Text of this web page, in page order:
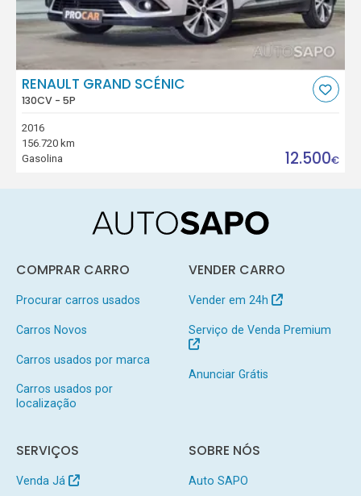
RENAULT GRAND SCÉNIC
130CV - 5P
2016
156.720 km
Gasolina
12.500€
COMPRAR CARRO
Procurar carros usados
Carros Novos
Carros usados por marca
Carros usados por
localização
VENDER CARRO
Vender em 24h
Serviço de Venda Premium
Anunciar Grátis
SERVIÇOS
Venda Já
SOBRE NÓS
Auto SAPO